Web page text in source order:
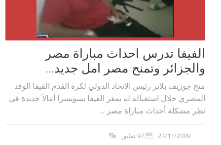
الفيفا تدرس احداث مباراة مصر
والجزائر وتمنح مصر امل جديد...
منح جوزيف بلاتر رئيس الاتحاد الدولي لكرة القدم الفيفا الوفد
المصري خلال استقباله له بمقر الفيفا بسويسرا آمالاً جديدة في
نظر مشكلة أحداث مباراة مصر ...
27/11/2009 97 تعليق